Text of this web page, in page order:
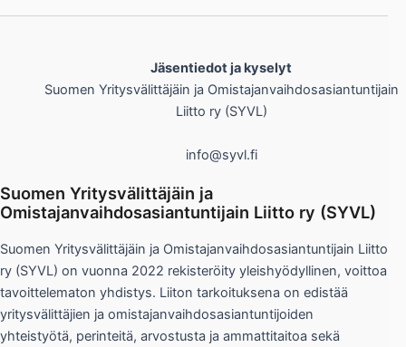
Jäsentiedot ja kyselyt
Suomen Yritysvälittäjäin ja Omistajanvaihdosasiantuntijain
Liitto ry (SYVL)
info@syvl.fi
Suomen Yritysvälittäjäin ja
Omistajanvaihdosasiantuntijain Liitto ry (SYVL)
Suomen Yritysvälittäjäin ja Omistajanvaihdosasiantuntijain Liitto
ry (SYVL) on vuonna 2022 rekisteröity yleishyödyllinen, voittoa
tavoittelematon yhdistys. Liiton tarkoituksena on edistää
yritysvälittäjien ja omistajanvaihdosasiantuntijoiden
yhteistyötä, perinteitä, arvostusta ja ammattitaitoa sekä